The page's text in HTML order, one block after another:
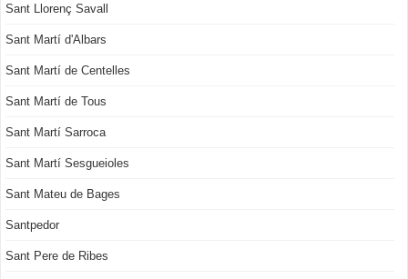
Sant Llorenç Savall
Sant Martí d'Albars
Sant Martí de Centelles
Sant Martí de Tous
Sant Martí Sarroca
Sant Martí Sesgueioles
Sant Mateu de Bages
Santpedor
Sant Pere de Ribes